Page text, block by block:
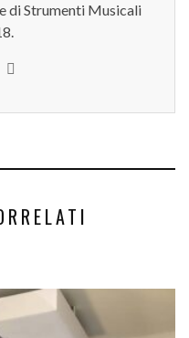
di Strumenti Musicali